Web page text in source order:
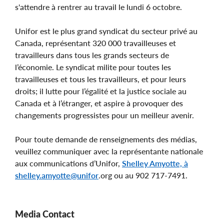
s'attendre à rentrer au travail le lundi 6 octobre.
Unifor est le plus grand syndicat du secteur privé au
Canada, représentant 320 000 travailleuses et
travailleurs dans tous les grands secteurs de
l’économie. Le syndicat milite pour toutes les
travailleuses et tous les travailleurs, et pour leurs
droits; il lutte pour l’égalité et la justice sociale au
Canada et à l’étranger, et aspire à provoquer des
changements progressistes pour un meilleur avenir.
Pour toute demande de renseignements des médias,
veuillez communiquer avec la représentante nationale
aux communications d’Unifor, Shelley Amyotte, à
shelley.amyotte@unifor .org ou au 902 717-7491.
Media Contact